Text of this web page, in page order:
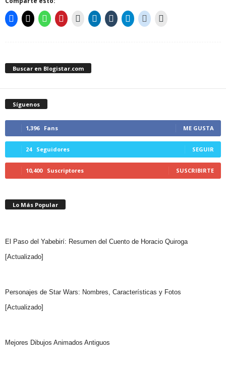
Buscar en Blogistar.com
Síguenos
1,396 Fans ME GUSTA
24 Seguidores SEGUIR
10,400 Suscriptores SUSCRIBIRTE
Lo Más Popular
El Paso del Yabebirí: Resumen del Cuento de Horacio Quiroga
[Actualizado]
Personajes de Star Wars: Nombres, Características y Fotos
[Actualizado]
Mejores Dibujos Animados Antiguos